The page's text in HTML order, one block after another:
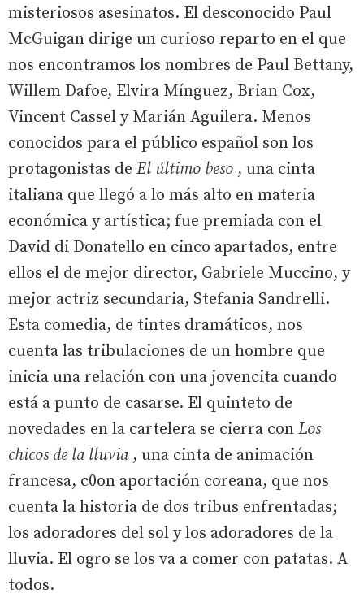
misteriosos asesinatos. El desconocido Paul
McGuigan dirige un curioso reparto en el que
nos encontramos los nombres de Paul Bettany,
Willem Dafoe, Elvira Mínguez, Brian Cox,
Vincent Cassel y Marián Aguilera. Menos
conocidos para el público español son los
protagonistas de El último beso , una cinta
italiana que llegó a lo más alto en materia
económica y artística; fue premiada con el
David di Donatello en cinco apartados, entre
ellos el de mejor director, Gabriele Muccino, y
mejor actriz secundaria, Stefania Sandrelli.
Esta comedia, de tintes dramáticos, nos
cuenta las tribulaciones de un hombre que
inicia una relación con una jovencita cuando
está a punto de casarse. El quinteto de
novedades en la cartelera se cierra con Los
chicos de la lluvia, una cinta de animación
francesa, c0on aportación coreana, que nos
cuenta la historia de dos tribus enfrentadas;
los adoradores del sol y los adoradores de la
lluvia. El ogro se los va a comer con patatas. A
todos.